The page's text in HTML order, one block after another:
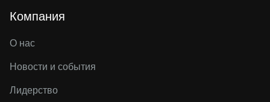
Компания
О нас
Новости и события
Лидерство